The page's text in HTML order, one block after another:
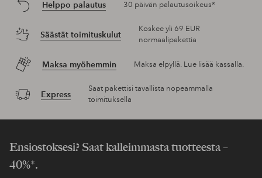
Helppo palautus 30 päivän palautusoikeus*
Säästät toimituskulut
Koskee yli 69 EUR
normaalipakettia
Maksa myöhemmin Maksa elpyllä. Lue lisää kassalla.
Express
Saat pakettisi tavallista nopeammalla
toimituksella
Ensiostoksesi? Saat kalleimmasta tuotteesta –
40%*.